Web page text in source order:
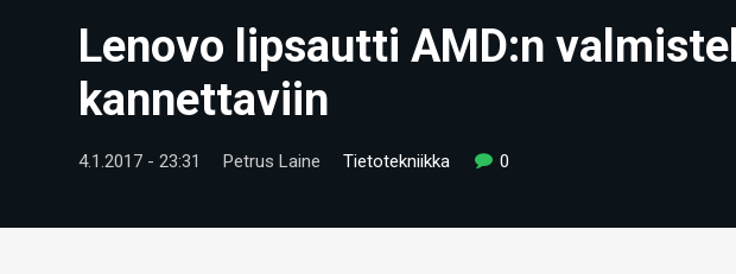
Lenovo lipsautti AMD:n
kannettaviin
4.1.2017 - 23:31 Petrus Laine Tietotekniikka 0